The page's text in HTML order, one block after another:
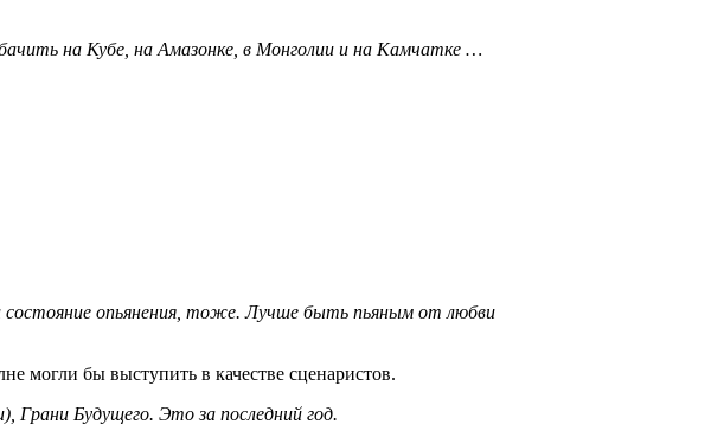
на Кубе, на Амазонке, в Монголии и на Камчатке …
опьянения, тож­е. Лучше быть пьяным от любви
могли бы выступить в качестве сценаристов.
Грани Будущего. Это за п­оследний год.